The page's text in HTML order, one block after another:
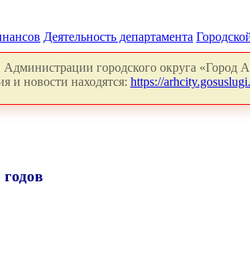
Деятельность департамента
городского округа «Город
и новости находятся: https://